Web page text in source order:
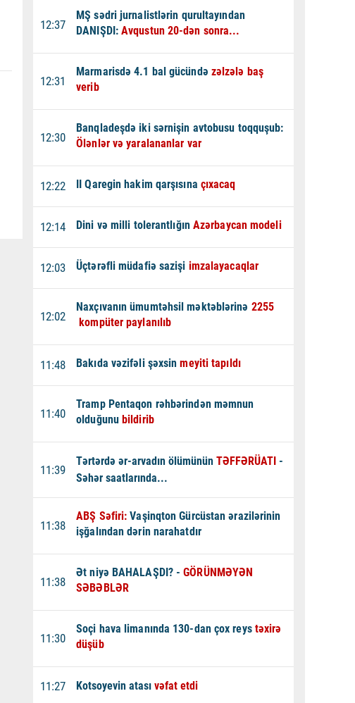
12:37
MŞ sədri jurnalistlərin qurultayından
DANIŞDI:Avqustun 20-dən sonra...
12:31
Marmarisdə 4.1 bal gücündə zəlzələ baş
verib
12:30
Banqladeşdə iki sərnişin avtobusu toqquşub:
Ölənlər və yaralananlar var
12:22 II Qaregin hakim qarşısına çıxacaq
12:14 Dini və milli tolerantlığın Azərbaycan modeli
12:03 Üçtərəfli müdafiə sazişi imzalayacaqlar
12:02
Naxçıvanın ümumtəhsil məktəblərinə 2255
kompüter paylanılıb
11:48 Bakıda vəzifəli şəxsinmeyiti tapıldı
11:40
Tramp Pentaqon rəhbərindən məmnun
olduğunubildirib
11:39
Tərtərdə ər-arvadın ölümününTƏFFƏRÜATI -
Səhər saatlarında...
11:38
ABŞ Səfiri: Vaşinqton Gürcüstan ərazilərinin
işğalından dərin narahatdır
11:38
Ət niyə BAHALAŞDI? -GÖRÜNMƏYƏN
SƏBƏBLƏR
11:30
Soçi hava limanında 130-dan çox reystəxirə
düşüb
11:27 Kotsoyevin atası vəfat etdi